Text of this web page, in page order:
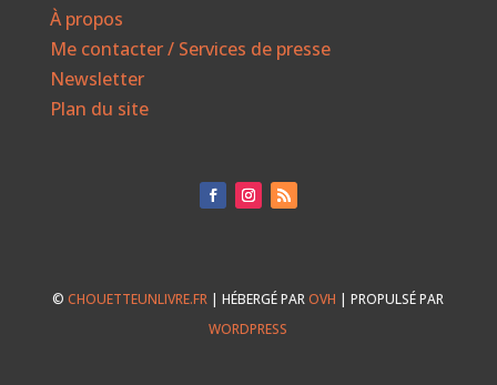
À propos
Me contacter / Services de presse
Newsletter
Plan du site
©CHOUETTEUNLIVRE.FR | HÉBERGÉ PAROVH | PROPULSÉ PAR
WORDPRESS